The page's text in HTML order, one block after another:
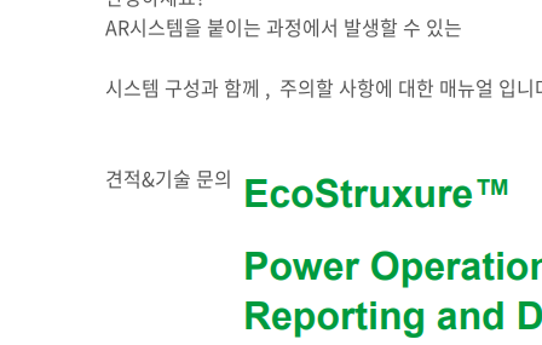
AR시스템을 붙이는 과정에서 발생할 수 있는
시스템 구성과 함께 , 주의할 사항에 대한 매뉴얼 입
견적&기술 문의